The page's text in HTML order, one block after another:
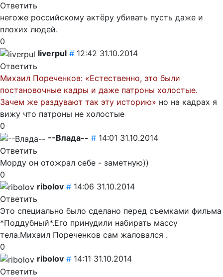
Ответить
негоже российскому актёру убивать пусть даже и
плохих людей.
0
liverpul # 12:42 31.10.2014
Ответить
Михаил Пореченков: «Естественно, это были
постановочные кадры и даже патроны холостые.
Зачем же раздувают так эту историю» но на кадрах я
вижу что патроны не холостые
0
--Влада-- # 14:01 31.10.2014
Ответить
Морду он отожрал себе - заметную))
0
ribolov # 14:06 31.10.2014
Ответить
Это специально было сделано перед съемками фильма
*Поддубный*.Его принудили набирать массу
тела.Михаил Пореченков сам жаловался .
0
ribolov # 14:11 31.10.2014
Ответить